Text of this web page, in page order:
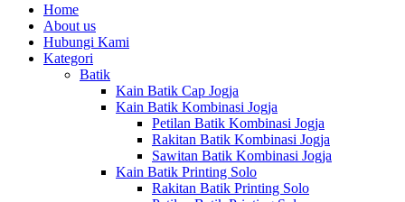
Home
About us
Hubungi Kami
Kategori
Batik
Kain Batik Cap Jogja
Kain Batik Kombinasi Jogja
Petilan Batik Kombinasi Jogja
Rakitan Batik Kombinasi Jogja
Sawitan Batik Kombinasi Jogja
Kain Batik Printing Solo
Rakitan Batik Printing Solo